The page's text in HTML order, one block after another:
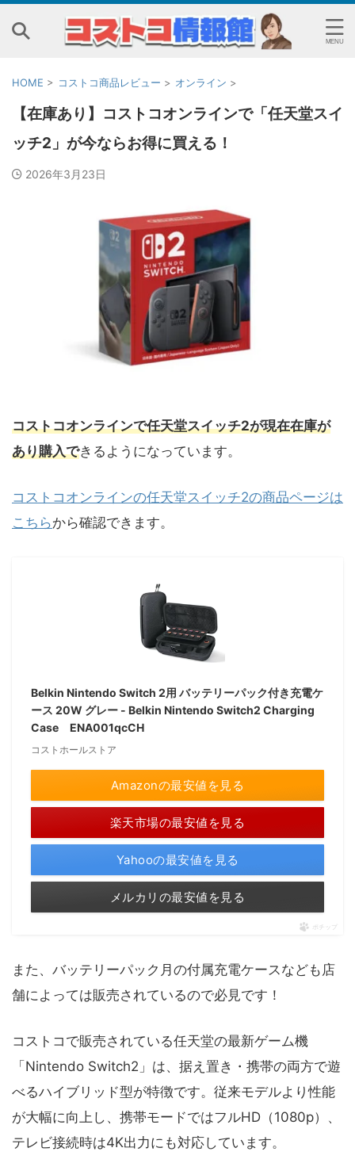
HOME > コストコ商品レビュー > オンライン >
【在庫あり】コストコオンラインで「任天堂スイ
ッチ2」が今ならお得に買える！
2026年3月23日
コストコオンラインで任天堂スイッチ2が現在在庫が
あり購入できるようになっています。
コストコオンラインの任天堂スイッチ2の商品ページは
こちらから確認できます。
Belkin Nintendo Switch 2用 バッテリーパック付き充電ケ
ース 20W グレー - Belkin Nintendo Switch2 Charging
Case ENA001qcCH
コストホールストア
Amazonの最安値を見る
楽天市場の最安値を見る
Yahooの最安値を見る
メルカリの最安値を見る
ポチップ
また、バッテリーパック月の付属充電ケースなども店
舗によっては販売されているので必見です！
コストコで販売されている任天堂の最新ゲーム機
「Nintendo Switch2」は、据え置き・携帯の両方で遊
べるハイブリッド型が特徴です。従来モデルより性能
が大幅に向上し、携帯モードではフルHD（1080p）、
テレビ接続時は4K出力にも対応しています。